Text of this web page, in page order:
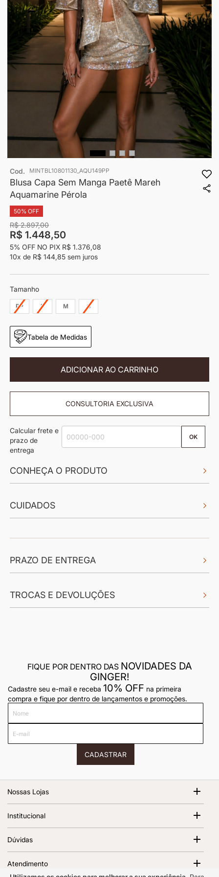
o
início
Cod. MINTBL10801130_AQU149PP
Blusa Capa Sem Manga Paetê Mareh
Aquamarine Pérola
50% OFF
R$ 2.897,00
R$ 1.448,50
5% OFF NO PIX R$ 1.376,08
10x de R$ 144,85 sem juros
Tamanho
PP P M G
Tabela de Medidas
ADICIONAR AO CARRINHO
CONSULTORIA EXCLUSIVA
Calcular frete e
prazo de
entrega
OK
CONHEÇA O PRODUTO
CUIDADOS
PRAZO DE ENTREGA
TROCAS E DEVOLUÇÕES
FIQUE POR DENTRO DAS NOVIDADES DA
GINGER!
Cadastre seu e-mail e receba 10% OFF na primeira
compra e fique por dentro de lançamentos e promoções.
mail
CADASTRAR
Nossas Lojas
Av. Magalhães de Castro, 12000 - Morumbi São Paulo - SP,
05676-120 | 1º Piso
Abrir no Google Maps
Institucional
Política de Privacidade
Regulamento e Promoções
Dúvidas
Atendimento